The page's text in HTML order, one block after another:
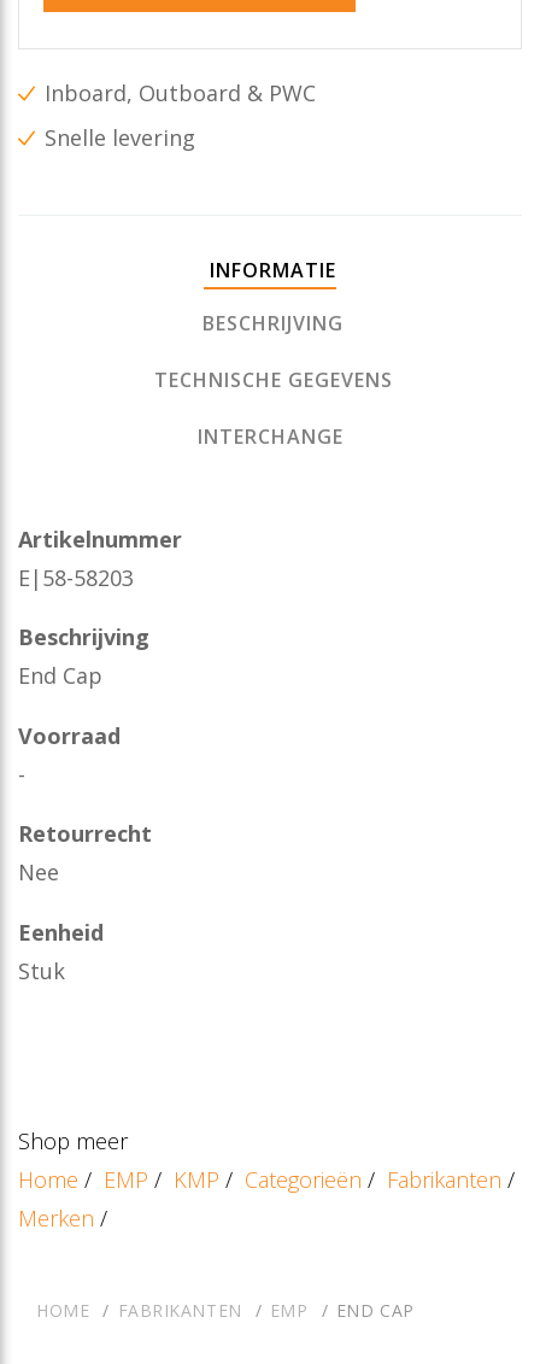
Inboard, Outboard & PWC
Snelle levering
INFORMATIE
BESCHRIJVING
TECHNISCHE GEGEVENS
INTERCHANGE
Artikelnummer
E|58-58203
Beschrijving
End Cap
Voorraad
-
Retourrecht
Nee
Eenheid
Stuk
Shop meer
Home / EMP / KMP / Categorieën / Fabrikanten /
Merken /
HOME FABRIKANTEN EMP END CAP